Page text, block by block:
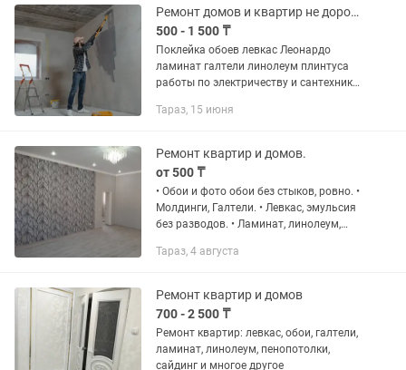
Ремонт домов и квартир не дорого
500 - 1 500 ₸
Поклейка обоев левкас Леонардо
ламинат галтели линолеум плинтуса
работы по электричеству и сантехнике
цены договорные на объем скидка.
Тараз, 15 июня
Ремонт квартир и домов.
от 500 ₸
• Обои и фото обои без стыков, ровно. •
Молдинги, Галтели. • Левкас, эмульсия
без разводов. • Ламинат, линолеум,
Работаем аккуратно, быстро и
Тараз, 4 августа
Ремонт квартир и домов
700 - 2 500 ₸
Ремонт квартир: левкас, обои, галтели,
ламинат, линолеум, пенопотолки,
сайдинг и многое другое